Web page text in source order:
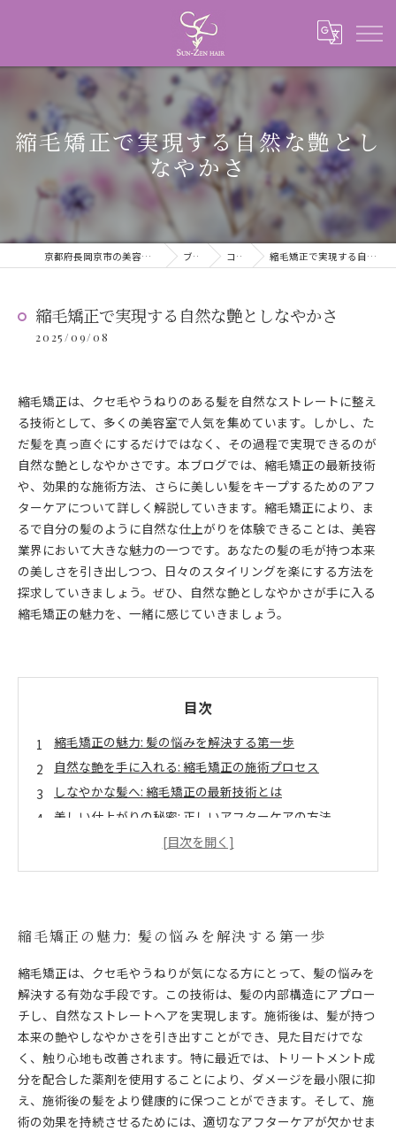
縮毛矯正で実現する自然な艶とし
なやかさ
京都府長岡京市の美容室ならSUN-ZEN HAIR ブログ コラム 縮毛矯正で実現する自然な艶としなやかさ
縮毛矯正で実現する自然な艶としなやかさ
2025/09/08
縮毛矯正は、クセ毛やうねりのある髪を自然なストレートに整え
る技術として、多くの美容室で人気を集めています。しかし、た
だ髪を真っ直ぐにするだけではなく、その過程で実現できるのが
自然な艶としなやかさです。本ブログでは、縮毛矯正の最新技術
や、効果的な施術方法、さらに美しい髪をキープするためのアフ
ターケアについて詳しく解説していきます。縮毛矯正により、ま
るで自分の髪のように自然な仕上がりを体験できることは、美容
業界において大きな魅力の一つです。あなたの髪の毛が持つ本来
の美しさを引き出しつつ、日々のスタイリングを楽にする方法を
探求していきましょう。ぜひ、自然な艶としなやかさが手に入る
縮毛矯正の魅力を、一緒に感じていきましょう。
目次
縮毛矯正の魅力: 髪の悩みを解決する第一歩
自然な艶を手に入れる: 縮毛矯正の施術プロセス
しなやかな髪へ: 縮毛矯正の最新技術とは
美しい仕上がりの秘密: 正しいアフターケアの方法
自分だけの美しさを引き出す縮毛矯正の効果
縮毛矯正の魅力: 髪の悩みを解決する第一歩
縮毛矯正は、クセ毛やうねりが気になる方にとって、髪の悩みを
解決する有効な手段です。この技術は、髪の内部構造にアプロー
チし、自然なストレートヘアを実現します。施術後は、髪が持つ
本来の艶やしなやかさを引き出すことができ、見た目だけでな
く、触り心地も改善されます。特に最近では、トリートメント成
分を配合した薬剤を使用することにより、ダメージを最小限に抑
え、施術後の髪をより健康的に保つことができます。そして、施
術の効果を持続させるためには、適切なアフターケアが欠かせま